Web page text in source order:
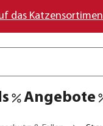
das
Angebote